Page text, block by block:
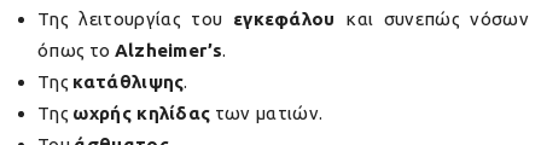
Της λειτουργίας του εγκεφάλου
και συνεπώς νόσων
όπως το Alzheimer’s.
Της κατάθλιψης.
Της ωχρής κηλίδας των ματιών.